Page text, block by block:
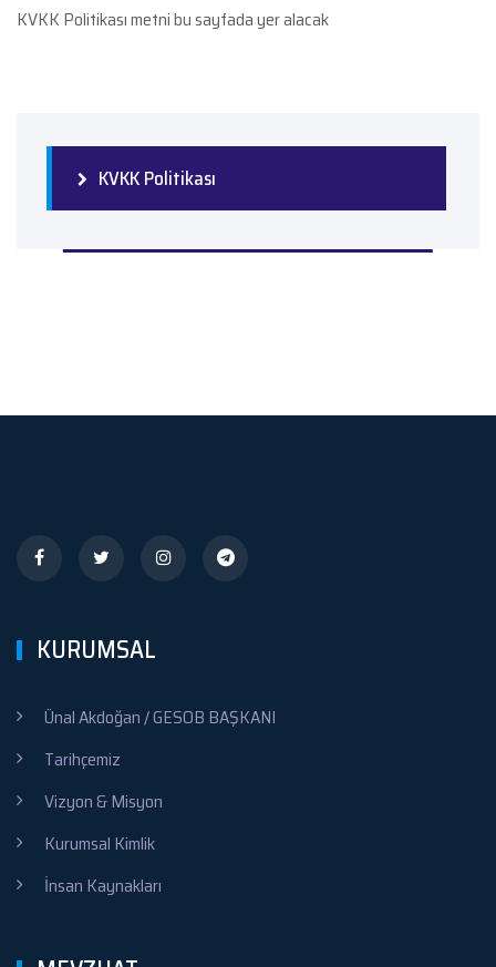
KVKK Politikası
KVKK Politikası metni bu sayfada yer alacak
KURUMSAL
Ünal Akdoğan / GESOB BAŞKANI
Tarihçemiz
Vizyon & Misyon
Kurumsal Kimlik
İnsan Kaynakları